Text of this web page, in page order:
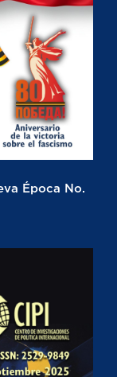
Época No.